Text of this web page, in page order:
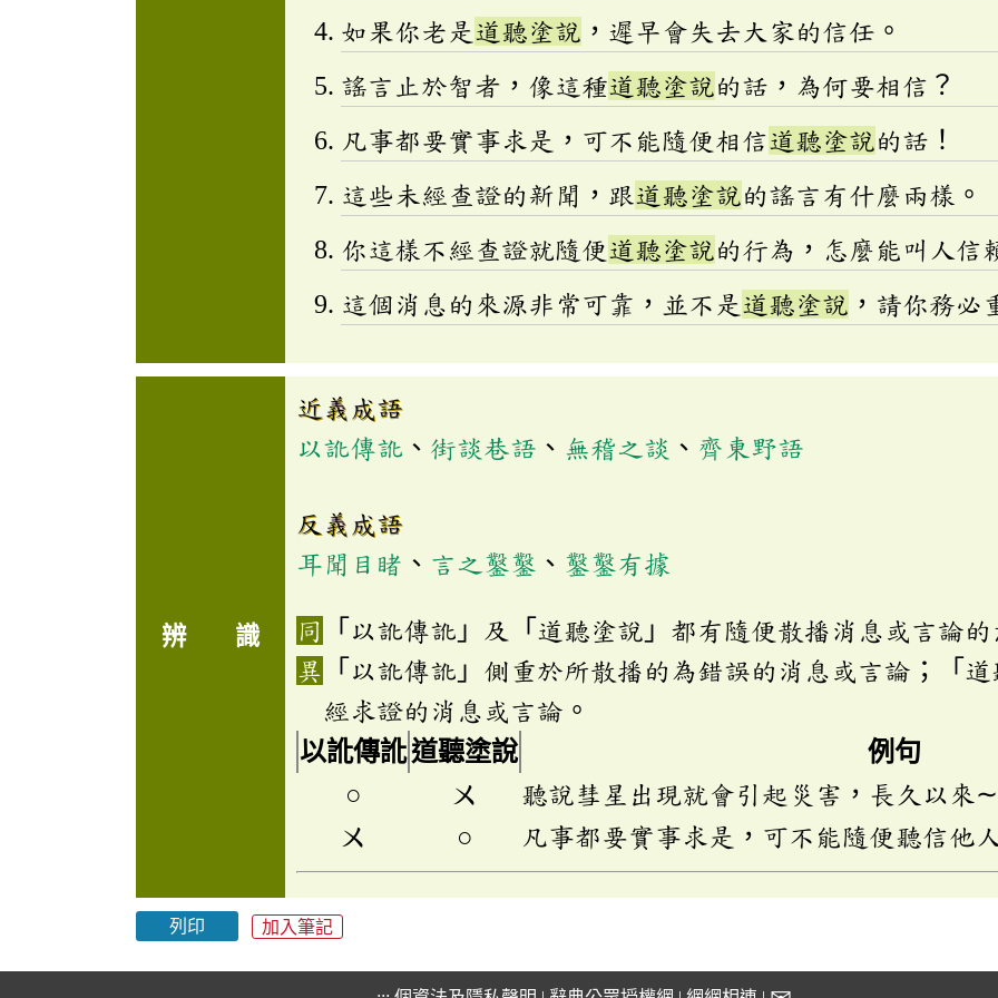
如果你老是道聽塗說 ，遲早會失去大家的信任。
謠言止於智者，像這種道聽塗說的話，為何要相信？
凡事都要實事求是，可不能隨便相信道聽塗說的話！
這些未經查證的新聞，跟道聽塗說的謠言有什麼兩樣。
你這樣不經查證就隨便道聽塗說的行為，怎麼能叫人信
這個消息的來源非常可靠，並不是道聽塗說 ，請你務必
辨 識
近義成語
以訛傳訛 、 街談巷語 、 無稽之談 、 齊東野語
反義成語
耳聞目睹 、 言之鑿鑿 、 鑿鑿有據
「以訛傳訛」及「道聽塗說」都有隨便散播消息或言論的
「以訛傳訛」側重於所散播的為錯誤的消息或言論；「
經求證的消息或言論。
以訛傳訛道聽塗說
例句
○
ㄨ
聽說彗星出現就會引起災害，長久以來
ㄨ
○ 凡事都要實事求是，可不能隨便聽信他
列印 加入筆記